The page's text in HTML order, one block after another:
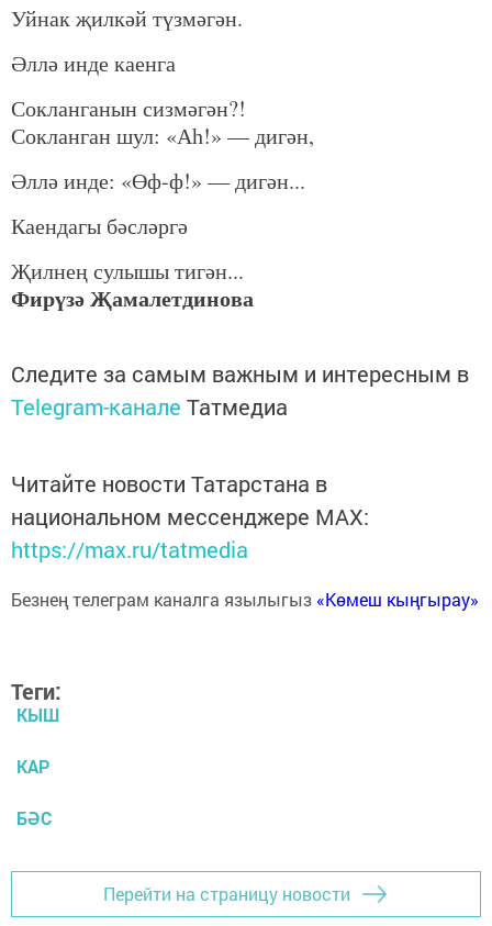
Уйнак җилкәй түзмәгән.
Әллә инде каенга
Сокланганын сизмәгән?!
Сокланган шул: «Аһ!» — дигән,
Әллә инде: «Өф-ф!» — дигән...
Каендагы бәсләргә
Җилнең сулышы тигән...
Фирүзә Җамалетдинова
Следите за самым важным и интересным в
Telegram-канале Татмедиа
Читайте новости Татарстана в
национальном мессенджере MАХ:
https://max.ru/tatmedia
Безнең телеграм каналга язылыгыз «Көмеш кыңгырау»
Теги:
КЫШ
КАР
БӘС
Перейти на страницу новости